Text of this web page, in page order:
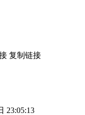
复制链接
23:05:13